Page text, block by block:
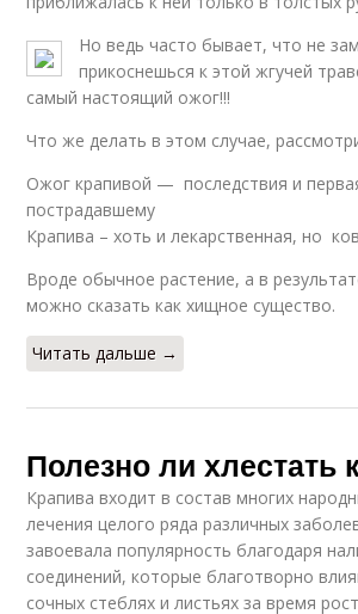
Но ведь часто бывает, что не
прикоснешься к этой жгучей
самый настоящий ожог!!!
Что же делать в этом случае,
Ожог крапивой — последствия и
пострадавшему
Крапива – хоть и лекарственная, но
Вроде обычное растение, а в
можно сказать как хищное существо.
Читать дальше →
Полезно ли хлестать
Крапива входит в состав многих
лечения целого ряда различных
завоевала популярность благодаря
соединений, которые благотворно
сочных стеблях и листьях за время